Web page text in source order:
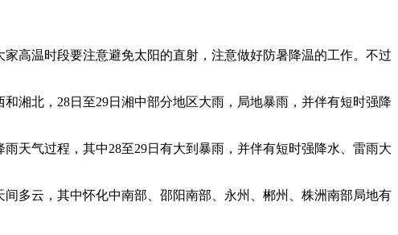
高温时段要注意避免太阳的直射，注意做好防暑降温的工作。不过
湘北，28日至29日湘中部分地区大雨，局地暴雨，并伴有短时强降
天气过程，其中28至29日有大到暴雨，并伴有短时强降水、雷雨大
多云，其中怀化中南部、邵阳南部、永州、郴州、株洲南部局地有